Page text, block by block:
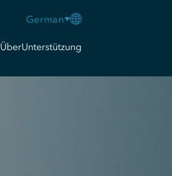
German
ÜberUnterstützung